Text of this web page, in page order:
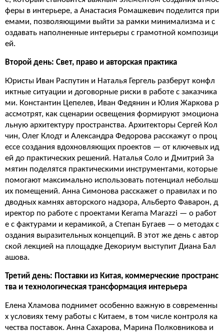
феры в интерьере, а Анастасия Ромашкевич поделится при
емами, позволяющими выйти за рамки минимализма и с
оздавать наполненные интерьеры с грамотной композици
ей.
Второй день: Свет, право и авторская практика
Юристы Иван Распутин и Наталья Гергель разберут конфл
иктные ситуации и договорные риски в работе с заказчика
ми. Константин Цепелев, Иван Федянин и Юлия Жаркова р
ассмотрят, как сценарии освещения формируют эмоциона
льную архитектуру пространства. Архитекторы Сергей Кол
чин, Олег Клодт и Александра Федорова расскажут о проц
ессе создания вдохновляющих проектов — от ключевых ид
ей до практических решений. Наталья Соло и Дмитрий За
мятин поделятся практическими инструментами, которые
помогают максимально использовать потенциал небольш
их помещений. Анна Симонова расскажет о правилах и по
дводных камнях авторского надзора, Альберто Фаварон, д
иректор по работе с проектами Kerama Marazzi — о работ
е с фактурами и керамикой, а Степан Бугаев — о методах с
оздания выразительных концепций. В этот же день с автор
ской лекцией на площадке Декориум выступит Диана Бал
ашова.
Третий день: Поставки из Китая, коммерческие пространс
тва и технологическая трансформация интерьера
Елена Хламова поднимет особенно важную в современны
х условиях тему работы с Китаем, в том числе контроля ка
чества поставок. Анна Сахарова, Марина Полковникова и